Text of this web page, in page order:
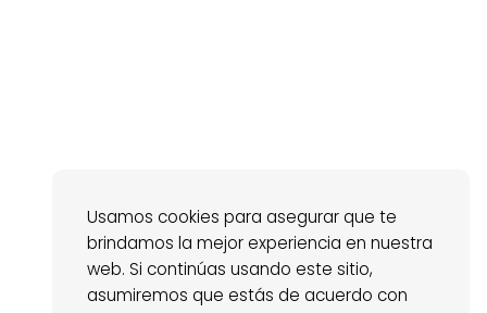
Usamos cookies para asegurar que te
brindamos la mejor experiencia en nuestra
web. Si continúas usando este sitio,
asumiremos que estás de acuerdo con